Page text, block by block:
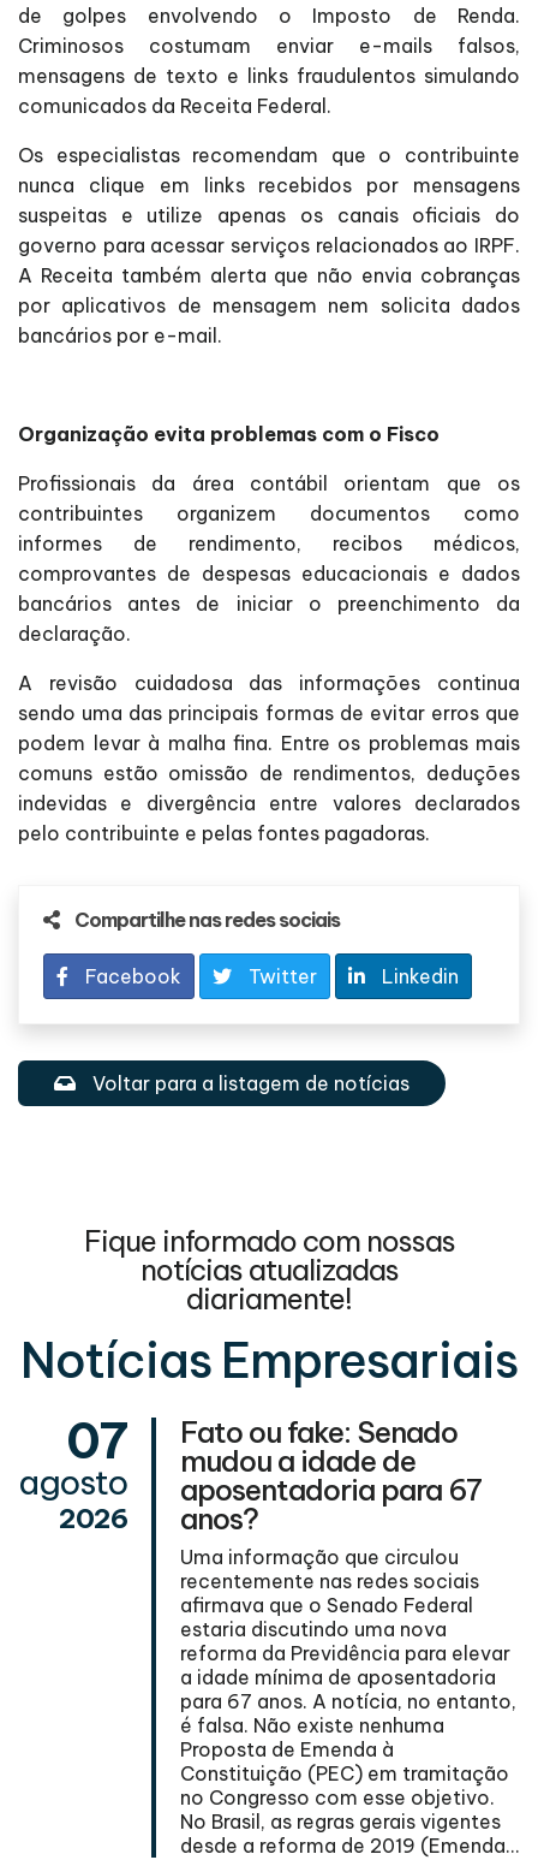
de golpes envolvendo o Imposto de Renda.
Criminosos costumam enviar e-mails falsos,
mensagens de texto e links fraudulentos simulando
comunicados da Receita Federal.
Os especialistas recomendam que o contribuinte
nunca clique em links recebidos por mensagens
suspeitas e utilize apenas os canais oficiais do
governo para acessar serviços relacionados ao IRPF.
A Receita também alerta que não envia cobranças
por aplicativos de mensagem nem solicita dados
bancários por e-mail.
Organização evita problemas com o Fisco
Profissionais da área contábil orientam que os
contribuintes organizem documentos como
informes de rendimento, recibos médicos,
comprovantes de despesas educacionais e dados
bancários antes de iniciar o preenchimento da
declaração.
A revisão cuidadosa das informações continua
sendo uma das principais formas de evitar erros que
podem levar à malha fina. Entre os problemas mais
comuns estão omissão de rendimentos, deduções
indevidas e divergência entre valores declarados
pelo contribuinte e pelas fontes pagadoras.
Compartilhe nas redes sociais
Facebook Twitter Linkedin
Voltar para a listagem de notícias
Fique informado com nossas
notícias atualizadas
diariamente!
Notícias Empresariais
07
agosto
2026
Fato ou fake: Senado
mudou a idade de
aposentadoria para 67
anos?
Uma informação que circulou
recentemente nas redes sociais
afirmava que o Senado Federal
estaria discutindo uma nova
reforma da Previdência para elevar
a idade mínima de aposentadoria
para 67 anos. A notícia, no entanto,
é falsa. Não existe nenhuma
Proposta de Emenda à
Constituição (PEC) em tramitação
no Congresso com esse objetivo.
No Brasil, as regras gerais vigentes
desde a reforma de 2019 (Emenda...